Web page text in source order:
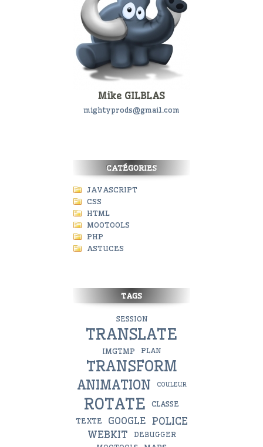
Mike GILBLAS
mightyprods@gmail.com
CATÉGORIES
JAVASCRIPT
CSS
HTML
MOOTOOLS
PHP
ASTUCES
TAGS
SESSION
TRANSLATE
IMGTMP PLAN
TRANSFORM
ANIMATION COULEUR
ROTATE CLASSE
TEXTE GOOGLE POLICE
WEBKIT
DEBUGGER